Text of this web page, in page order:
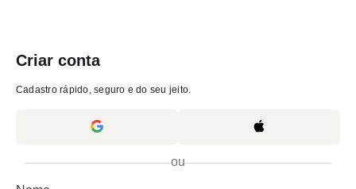
Criar conta
Cadastro rápido, seguro e do seu jeito.
ou